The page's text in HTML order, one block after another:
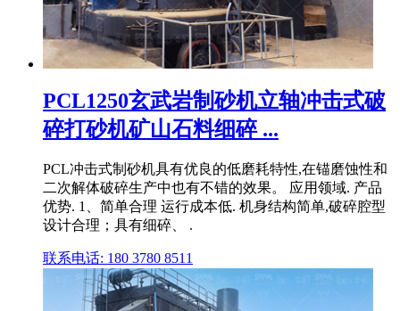
PCL1250玄武岩制砂机立轴冲击式破
碎打砂机矿山石料细碎 ...
PCL冲击式制砂机具有优良的低磨耗特性,在锚磨蚀性和
二次解体破碎生产中也有不错的效果。 应用领域. 产品
优势. 1、简单合理 运行成本低. 机身结构简单,破碎腔型
设计合理；具有细碎、 .
联系电话: 180 3780 8511